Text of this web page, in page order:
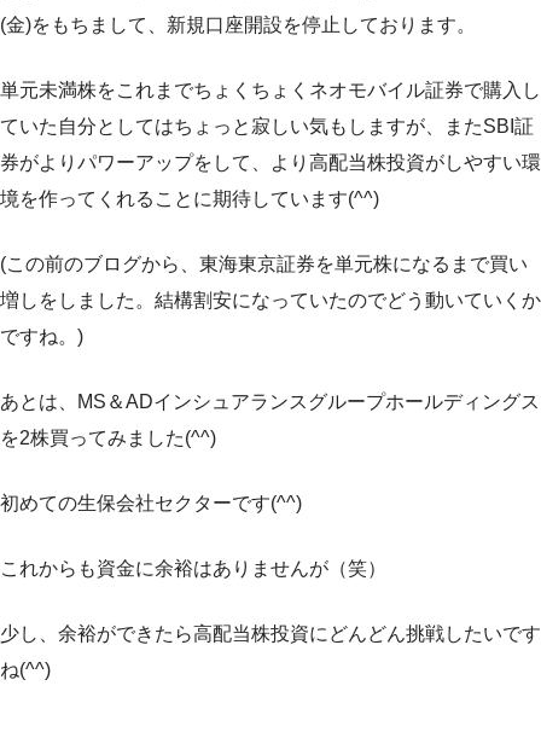
(金)をもちまして、新規口座開設を停止しております。
単元未満株をこれまでちょくちょくネオモバイル証券で購入し
ていた自分としてはちょっと寂しい気もしますが、またSBI証
券がよりパワーアップをして、より高配当株投資がしやすい環
境を作ってくれることに期待しています(^^)
(この前のブログから、東海東京証券を単元株になるまで買い
増しをしました。結構割安になっていたのでどう動いていくか
ですね。)
あとは、MS＆ADインシュアランスグループホールディングス
を2株買ってみました(^^)
初めての生保会社セクターです(^^)
これからも資金に余裕はありませんが（笑）
少し、余裕ができたら高配当株投資にどんどん挑戦したいです
ね(^^)